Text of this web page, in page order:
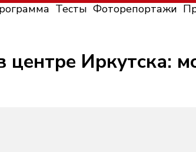
Тесты Фоторепортажи
центре Иркутска: